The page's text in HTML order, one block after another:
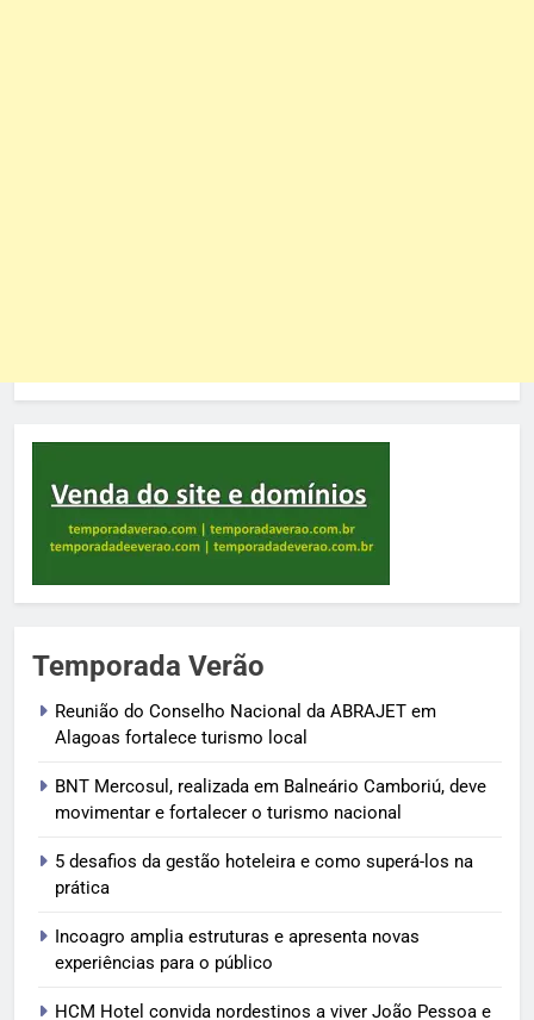
Temporada Verão
Reunião do Conselho Nacional da ABRAJET em
Alagoas fortalece turismo local
BNT Mercosul, realizada em Balneário Camboriú, deve
movimentar e fortalecer o turismo nacional
5 desafios da gestão hoteleira e como superá-los na
prática
Incoagro amplia estruturas e apresenta novas
experiências para o público
HCM Hotel convida nordestinos a viver João Pessoa e